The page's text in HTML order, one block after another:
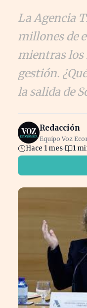
La Agencia
millones de
mientras los
gestión.
la salida de
Redacción
Equipo Voz
Hace 1 mes 1